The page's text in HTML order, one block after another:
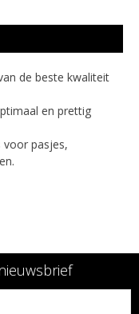
de beste kwaliteit
en prettig
pasjes,